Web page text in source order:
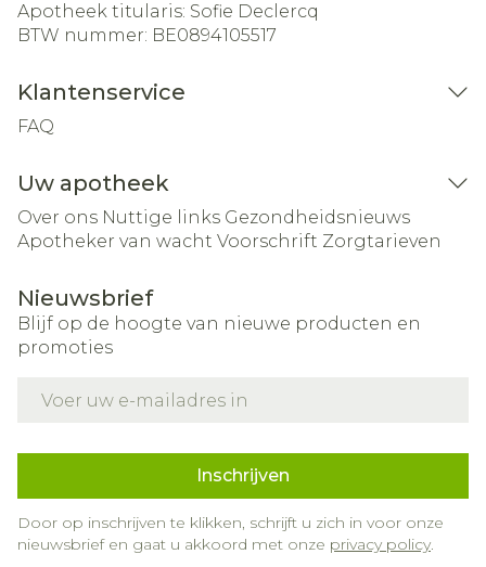
Apotheek titularis: Sofie Declercq
BTW nummer: BE0894105517
Klantenservice
FAQ
Uw apotheek
Over ons Nuttige links Gezondheidsnieuws
Apotheker van wacht Voorschrift Zorgtarieven
Nieuwsbrief
Blijf op de hoogte van nieuwe producten en
promoties
Inschrijven
Door op inschrijven te klikken, schrijft u zich in voor onze
nieuwsbrief en gaat u akkoord met onze privacy policy.